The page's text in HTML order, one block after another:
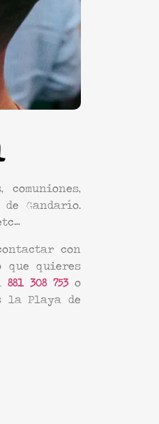
Gandarío.
con
que quieres
881 308 753o
la Playa de